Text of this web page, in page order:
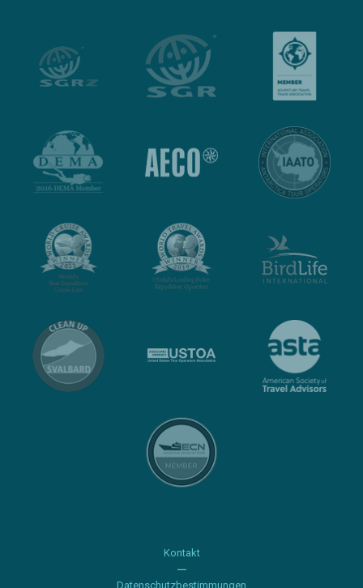
Kontakt
Datenschutzbestimmungen